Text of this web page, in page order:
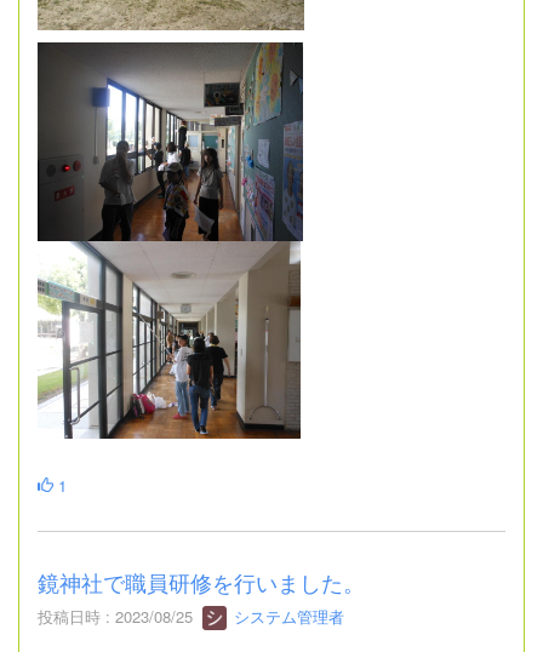
1
鏡神社で職員研修を行いました。
投稿日時 : 2023/08/25 システム管理者